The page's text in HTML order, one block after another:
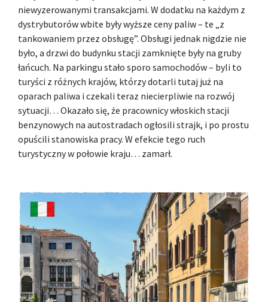
niewyzerowanymi transakcjami. W dodatku na każdym z
dystrybutorów wbite były wyższe ceny paliw – te „z
tankowaniem przez obsługę”. Obsługi jednak nigdzie nie
było, a drzwi do budynku stacji zamknięte były na gruby
łańcuch. Na parkingu stało sporo samochodów – byli to
turyści z różnych krajów, którzy dotarli tutaj już na
oparach paliwa i czekali teraz niecierpliwie na rozwój
sytuacji… Okazało się, że pracownicy włoskich stacji
benzynowych na autostradach ogłosili strajk, i po prostu
opuścili stanowiska pracy. W efekcie tego ruch
turystyczny w połowie kraju… zamarł.